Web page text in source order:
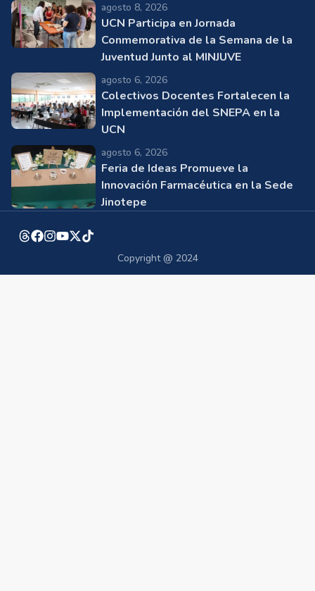
agosto 8, 2026
UCN Participa en Jornada
Conmemorativa de la Semana de la
Juventud Junto al MINJUVE
agosto 6, 2026
Colectivos Docentes Fortalecen la
Implementación del SNEPA en la
UCN
agosto 6, 2026
Feria de Ideas Promueve la
Innovación Farmacéutica en la Sede
Jinotepe
Copyright @ 2024